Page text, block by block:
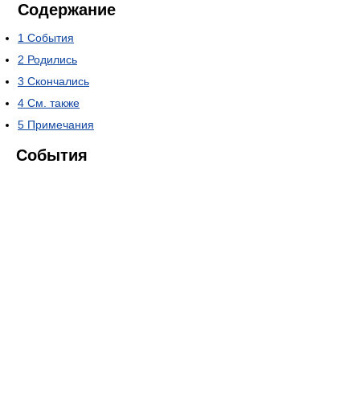
Содержание
1 События
2 Родились
3 Скончались
4 См. также
5 Примечания
События